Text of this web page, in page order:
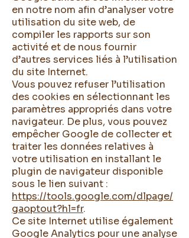
en notre nom afin d’analyser votre
utilisation du site web, de
compiler les rapports sur son
activité et de nous fournir
d’autres services liés à l’utilisation
du site Internet.
Vous pouvez refuser l’utilisation
des cookies en sélectionnant les
paramètres appropriés dans votre
navigateur. De plus, vous pouvez
empêcher Google de collecter et
traiter les données relatives à
votre utilisation en installant le
plugin de navigateur disponible
sous le lien suivant :
https://tools.google.com/dlpage/
gaoptout?hl=fr.
Ce site Internet utilise également
Google Analytics pour une analyse